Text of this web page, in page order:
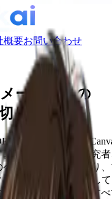
概要お問い合わせ
ーションの
り拓く。
Labs）は、
アニメーター、研究
ベテランたちが集まり
スト本位のAIを開発し
リエイターまで、す